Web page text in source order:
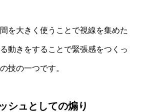
を大きく使うことで視線を集めた
動きをすることで緊張感をつくっ
技の一つです。
シュとしての煽り